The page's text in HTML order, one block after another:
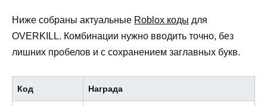
Ниже собраны актуальные Roblox коды для
OVERKILL. Комбинации нужно вводить точно, без
лишних пробелов и с сохранением заглавных букв.
Код Награда